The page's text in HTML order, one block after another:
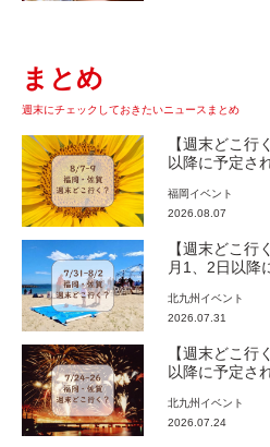
まとめ
週末にチェックしておきたいニュースまとめ
【週末どこ行
以降に予定さ
福岡 イベント
2026.08.07
【週末どこ行
月1、2日以降
北九州 イベント
2026.07.31
【週末どこ行
以降に予定さ
北九州 イベント
2026.07.24